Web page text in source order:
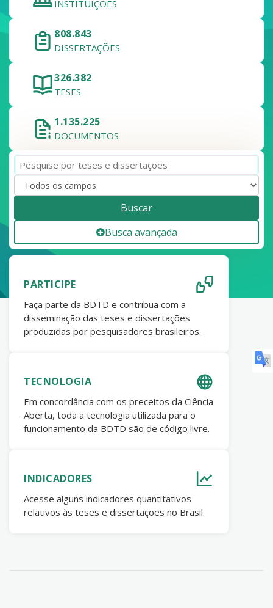
INSTITUIÇÕES
808.843
DISSERTAÇÕES
326.382
TESES
1.135.225
DOCUMENTOS
Buscar
Busca avançada
PARTICIPE
Faça parte da BDTD e contribua com a
disseminação das teses e dissertações
produzidas por pesquisadores brasileiros.
TECNOLOGIA
Em concordância com os preceitos da Ciência
Aberta, toda a tecnologia utilizada para o
funcionamento da BDTD são de código livre.
INDICADORES
Acesse alguns indicadores quantitativos
relativos às teses e dissertações no Brasil.